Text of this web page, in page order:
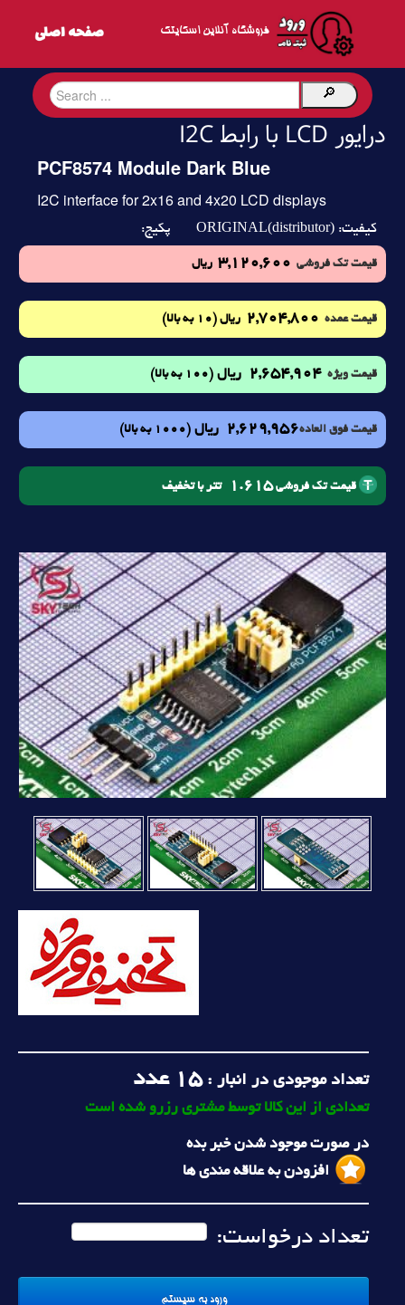
فروشگاه آنلاین اسکایتک
درایور LCD با رابط I2C
PCF8574 Module Dark Blue
I2C interface for 2x16 and 4x20 LCD displays
کیفیت: ORIGINAL(distributor) پکیج:
قیمت تک فروشی 3,120,600 ریال
قیمت عمده 2,704,800 ریال (10 به بالا)
قیمت ویژه 2,654,904 ریال (100 به بالا)
قیمت فوق العاده2,629,956 ریال (1000 به بالا)
قیمت تک فروشی1.615 تتر با تخفیف
تعداد موجودی در انبار :15 عدد
تعدادی از این کالا توسط مشتری رزرو شده است
در صورت موجود شدن خبر بده
افزودن به علاقه مندی ها
تعداد درخواست: